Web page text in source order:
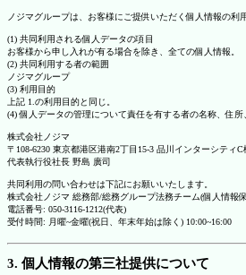
ノジマグループは、お客様にご提供いただく個人情報の
(1) 共同利用される個人データの項目
お客様から申し入れが有る場合を除き、全ての個人情報。
(2) 共同利用する者の範囲
ノジマグループ
(3) 利用目的
上記 1.の利用目的と同じ。
(4) 個人データの管理について責任を有する者の名称、住所
株式会社ノジマ
〒108-6230 東京都港区港南2丁目15-3 品川インターシティC
代表執行役社長 野島 廣司
共同利用の問い合わせは下記にお願いいたします。
株式会社ノジマ 総務部/総務グループ法務チーム(個人情報
電話番号: 050-3116-1212(代表)
受付時間: 月曜~金曜(祝日、年末年始は除く) 10:00~16:00
3. 個人情報の第三社提供について